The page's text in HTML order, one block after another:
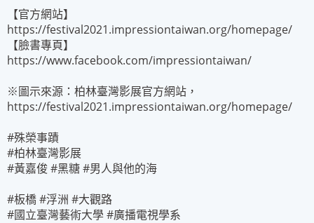
【官方網站】
https://festival2021.impressiontaiwan.org/homepage/
【臉書專頁】
https://www.facebook.com/impressiontaiwan/
※圖示來源：柏林臺灣影展官方網站，
https://festival2021.impressiontaiwan.org/homepage/
#殊榮事蹟
#柏林臺灣影展
#黃嘉俊 #黑糖 #男人與他的海
#板橋 #浮洲 #大觀路
#國立臺灣藝術大學 #廣播電視學系